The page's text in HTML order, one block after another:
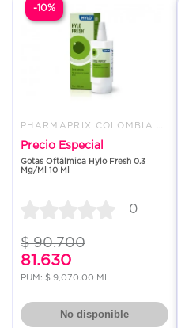
Precio Especial
Gotas Oftálmica Hylo Fresh 0.3
Mg/Ml 10 Ml
0
$ 90.700
81.630
PUM: $ 9,070.00 ML
No disponible
-10%